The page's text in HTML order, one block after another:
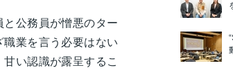
公務員が憎悪のター
業を言う必要はない
い認識が露呈するこ